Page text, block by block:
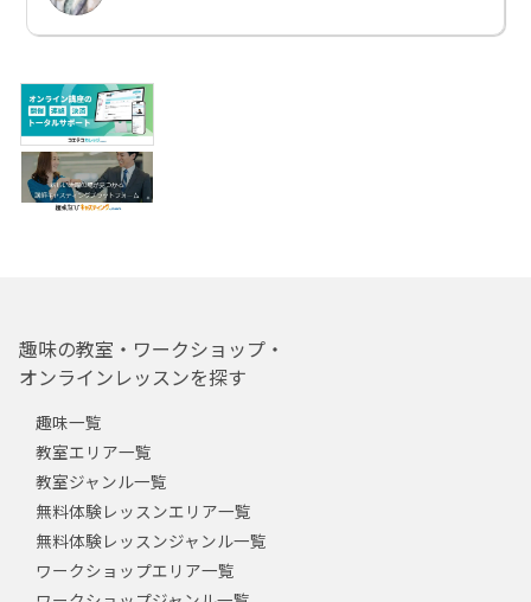
趣味の教室・ワークショップ・
オンラインレッスンを探す
趣味一覧
教室エリア一覧
教室ジャンル一覧
無料体験レッスンエリア一覧
無料体験レッスンジャンル一覧
ワークショップエリア一覧